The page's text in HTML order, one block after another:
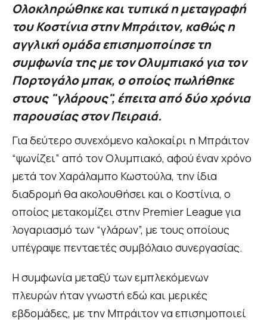
Ολοκληρώθηκε και τυπικά η μεταγραφή
του Κοστίνια στην Μπράιτον, καθώς η
αγγλική ομάδα επισημοποίησε τη
συμφωνία της με τον Ολυμπιακό για τον
Πορτογάλο μπακ, ο οποίος πωλήθηκε
στους "γλάρους", έπειτα από δύο χρόνια
παρουσίας στον Πειραιά.
Για δεύτερο συνεχόμενο καλοκαίρι η Μπράιτον
“ψωνίζει” από τον Ολυμπιακό, αφού έναν χρόνο
μετά τον Χαράλαμπο Κωστούλα, την ίδια
διαδρομή θα ακολουθήσει και ο Κοστίνια, ο
οποίος μετακομίζει στην Premier League για
λογαριασμό των “γλάρων”, με τους οποίους
υπέγραψε πενταετές συμβόλαιο συνεργασίας.
Η συμφωνία μεταξύ των εμπλεκόμενων
πλευρών ήταν γνωστή εδώ και μερικές
εβδομάδες, με την Μπράιτον να επισημοποιεί